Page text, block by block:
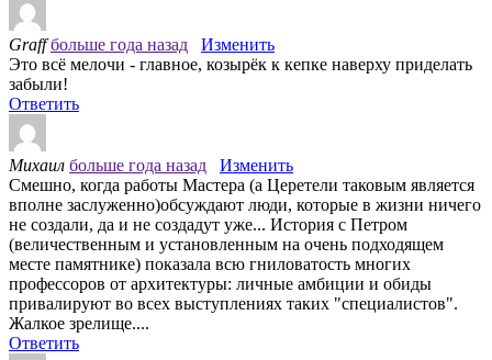
Graff больше года назад
Изменить
Это всё мелочи - главное, козырёк к кепке наверху приделать
забыли!
Ответить
Михаил больше года назад
Изменить
Смешно, когда работы Мастера (а Церетели таковым является
вполне заслуженно)обсуждают люди, которые в жизни ничего
не создали, да и не создадут уже... История с Петром
(величественным и установленным на очень подходящем
месте памятнике) показала всю гниловатость многих
профессоров от архитектуры: личные амбиции и обиды
привалируют во всех выступлениях таких "специалистов".
Жалкое зрелище....
Ответить